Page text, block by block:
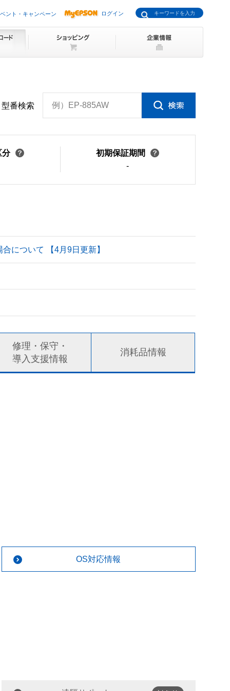
ント・キャンペーン ログイン
型番検索 例）EP-885AW
分
初期保証期間
-
について 【4月9日更新】
修理・保守・
導入支援情報
消耗品情報
OS対応情報